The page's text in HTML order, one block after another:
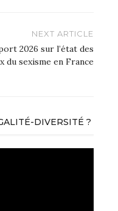
NEXT ARTICLE
2026 sur l’état des
du sexisme en France
DIVERSITÉ ?